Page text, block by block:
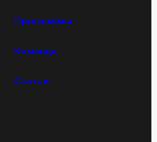
Программы
Команда
Статьи